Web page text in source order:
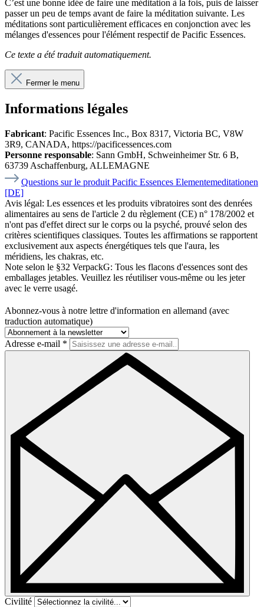
C’est une bonne idée de faire une méditation à la fois, puis de laisser
passer un peu de temps avant de faire la méditation suivante. Les
méditations sont particulièrement efficaces en conjonction avec les
mélanges d'essences pour l'élément respectif de Pacific Essences.
Ce texte a été traduit automatiquement.
Fermer le menu
Informations légales
Fabricant: Pacific Essences Inc., Box 8317, Victoria BC, V8W
3R9, CANADA, https://pacificessences.com
Personne responsable: Sann GmbH, Schweinheimer Str. 6 B,
63739 Aschaffenburg, ALLEMAGNE
Questions sur le produit Pacific Essences Elementemeditationen
[DE]
Avis légal: Les essences et les produits vibratoires sont des denrées
alimentaires au sens de l'article 2 du règlement (CE) n° 178/2002 et
n'ont pas d'effet direct sur le corps ou la psyché, prouvé selon des
critères scientifiques classiques. Toutes les affirmations se rapportent
exclusivement aux aspects énergétiques tels que l'aura, les
méridiens, les chakras, etc.
Note selon le §32 VerpackG: Tous les flacons d'essences sont des
emballages jetables. Veuillez les réutiliser vous-même ou les jeter
avec le verre usagé.
Abonnez-vous à notre lettre d'information en allemand (avec
traduction automatique)
Adresse e-mail *
Civilité